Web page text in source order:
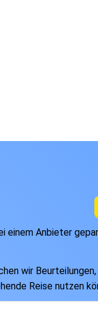
einem Anbieter
wir
Reise nutzen